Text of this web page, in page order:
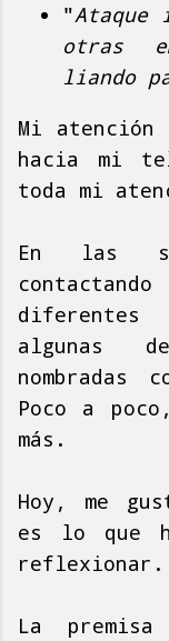
"Ataque
otras
liando
Mi atención
hacia mi
toda mi
En las
diferentes
algunas
nombradas
Poco a
más.
Hoy, me
es lo que
La